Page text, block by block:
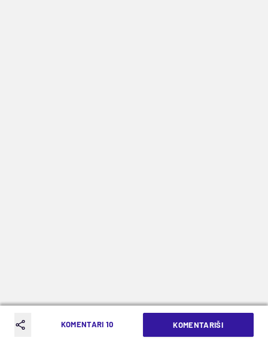
KOMENTARI 10 KOMENTARIŠI